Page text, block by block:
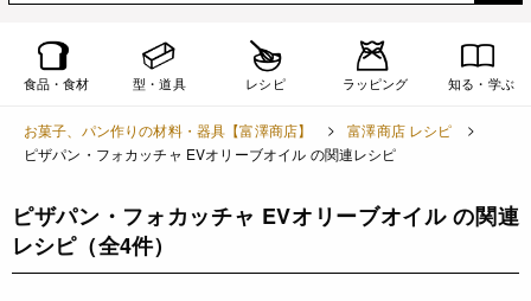
食品・食材 型・道具 レシピ ラッピング 知る・学ぶ
お菓子、パン作りの材料・器具【富澤商店】
富澤商店 レシピ
ピザパン・フォカッチャ EVオリーブオイル の関連レシピ
ピザパン・フォカッチャ EVオリーブオイル の関連
レシピ（全4件）